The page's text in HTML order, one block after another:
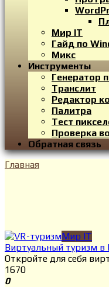
Мир IT
Гайд по
Микс
Инструменты
Генератор
Транслит
Редактор
Палитра
Тест
Проверка
Обратная связь
Главная
Мир IT
Виртуальный туризм в
Откройте для себя
1670
0